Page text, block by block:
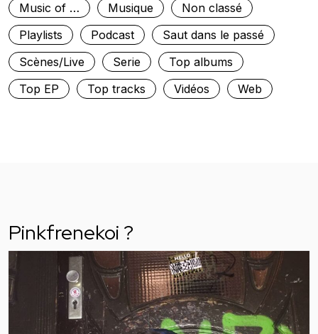
Music of …
Musique
Non classé
Playlists
Podcast
Saut dans le passé
Scènes/Live
Serie
Top albums
Top EP
Top tracks Vidéos Web
Pinkfrenekoi ?